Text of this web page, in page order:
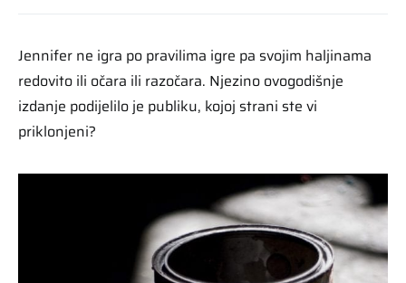
Jennifer ne igra po pravilima igre pa svojim haljinama
redovito ili očara ili razočara. Njezino ovogodišnje
izdanje podijelilo je publiku, kojoj strani ste vi
priklonjeni?